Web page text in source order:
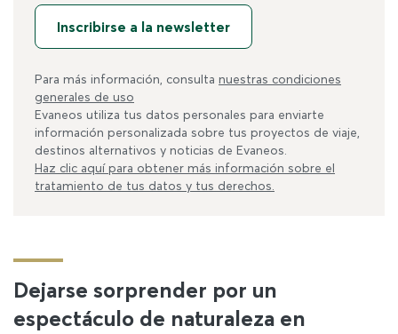
Inscribirse a la newsletter
Para más información, consulta nuestras condiciones
generales de uso
Evaneos utiliza tus datos personales para enviarte
información personalizada sobre tus proyectos de viaje,
destinos alternativos y noticias de Evaneos.
Haz clic aquí para obtener más información sobre el
tratamiento de tus datos y tus derechos.
Dejarse sorprender por un
espectáculo de naturaleza en